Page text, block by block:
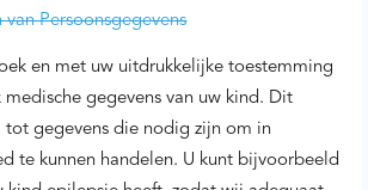
Persoonsgegevens
en met uw uitdrukkelijke toestemming
gegevens van uw kind. Dit
tot gegevens die nodig zijn om in
te kunnen handelen. U kunt bijvoorbeeld